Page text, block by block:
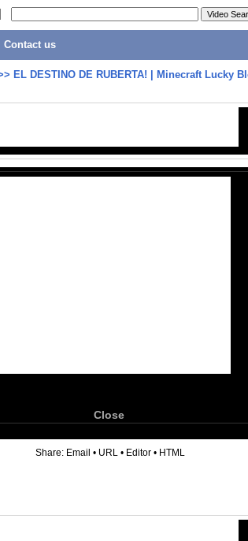
Contact us
EL DESTINO DE RUBERTA! | Minecraft Lucky
Close
Share: Email • URL • Editor • HTML